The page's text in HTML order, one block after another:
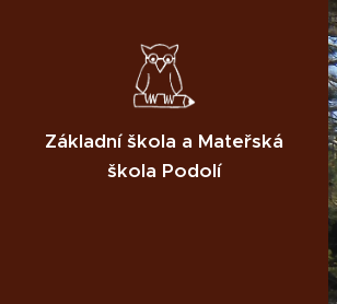
Základní škola a Mateřská
škola Podolí